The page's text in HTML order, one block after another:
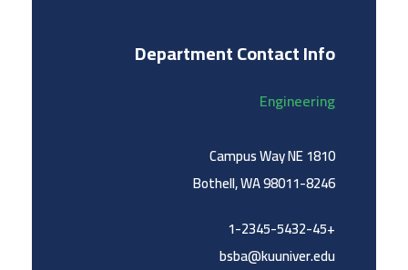
Department Contact Info
Engineering
1810 Campus Way NE
Bothell, WA 98011-8246
+1-2345-5432-45
bsba@kuuniver.edu